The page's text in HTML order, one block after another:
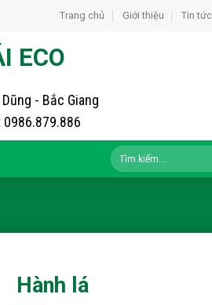
Trang chủ Giới thiệu Tin tức
ECO
- Bắc Giang
0986.879.886
Tìm
kiếm:
Hành lá